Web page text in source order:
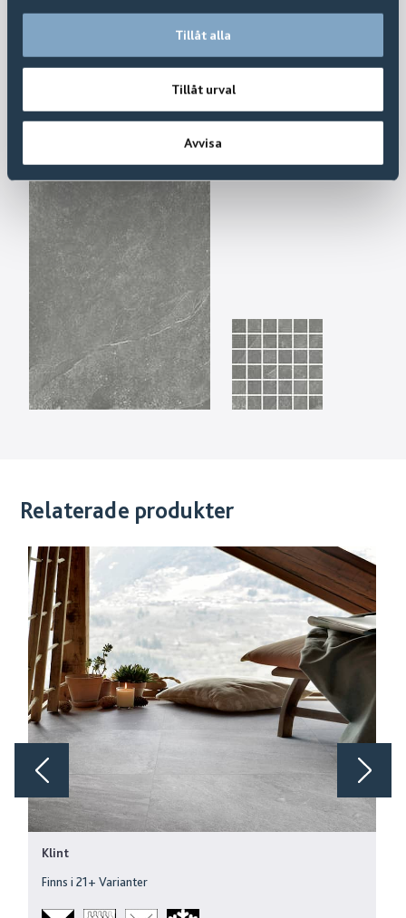
Tillåt alla
Tillåt urval
Avvisa
Relaterade produkter
Klint
Finns i21+ Varianter